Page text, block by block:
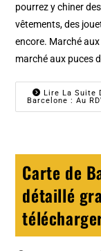
pourrez y chiner
vêtements, des
encore. Marché
marché aux puces
Lire La Suite
Barcelone : Au
Carte de
détaillé